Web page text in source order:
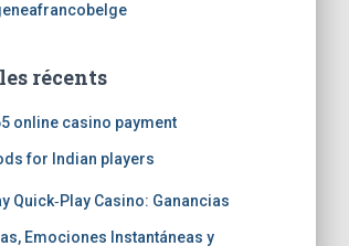
récents
online casino payment
for Indian players
Quick‑Play Casino: Ganancias
Emociones Instantáneas y